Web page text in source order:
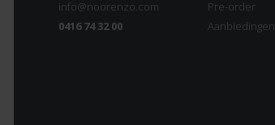
info@noorenzo.com
0416 74 32 00
Pre-order
Aanbiedingen